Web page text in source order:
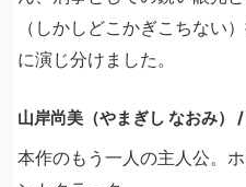
（しかしどこかぎこちない
に演じ分けました。
山岸尚美（やまぎし なおみ）
本作のもう一人の主人公。